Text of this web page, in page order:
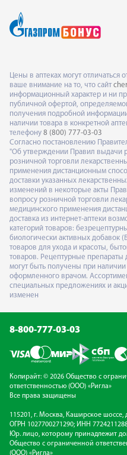
Цены в аптеках могут отличаться
ваше внимание на то, что сайт
информационный характер и ни
публичной офертой,
получения подробной
наличии товара в конкретной
телефону 8 (800) 777-03-03
Согласно постановлению
"Об утверждении Правил выдачи
розничной торговли
применения дистанционным
доставки указанных
изменений в некоторые акты
вопросу розничной торговли
медицинского применения
доставка из интернет-аптеки
категорий товаров:
биологически активных добавок
товаров для ухода и красоты,
товаров. Рецептурные препараты
могут быть получены при
оформленного врачом.
специальных предложениях и
изменен
8-800-777-03-03
Копирайт: © 2026 Общество с
ответственностью (ООО) «Ригла»
Все права защищены
115201, г. Москва, Каширское шоссе,
ОГРН 1027700271290; ИНН
Юр. лицо, которому принадлежит
Общество с ограниченной
(ООО) «Ригла»